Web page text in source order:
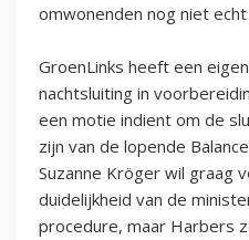
omwonenden nog niet echt
GroenLinks heeft een
nachtsluiting in
een motie indient om de
zijn van de lopende
Suzanne Kröger wil graag
duidelijkheid van de
procedure, maar Harbers